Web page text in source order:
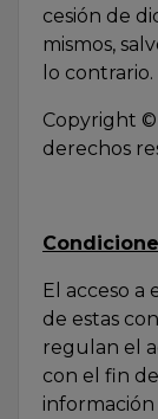
cesión de
mismos,
lo contrario.
Copyright ©
derechos
El acceso a
de estas
regulan el
con el fin